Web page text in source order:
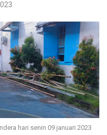
hari senin 09 januari 2023